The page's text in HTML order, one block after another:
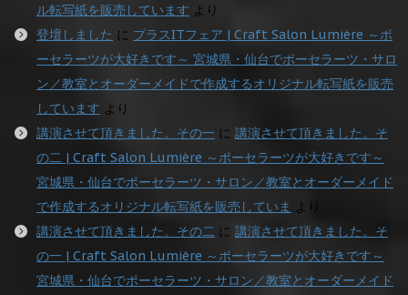
ル転写紙を販売しています より
登壇しました に プラスITフェア | Craft Salon Lumière ～ポ
ーセラーツが大好きです～ 宮城県・仙台でポーセラーツ・サロ
ン／教室とオーダーメイドで作成するオリジナル転写紙を販売
しています より
講演させて頂きました。その一 に 講演させて頂きました。そ
の二 | Craft Salon Lumière ～ポーセラーツが大好きです～
宮城県・仙台でポーセラーツ・サロン／教室とオーダーメイド
で作成するオリジナル転写紙を販売していま より
講演させて頂きました。その二 に 講演させて頂きました。そ
の一 | Craft Salon Lumière ～ポーセラーツが大好きです～
宮城県・仙台でポーセラーツ・サロン／教室とオーダーメイド